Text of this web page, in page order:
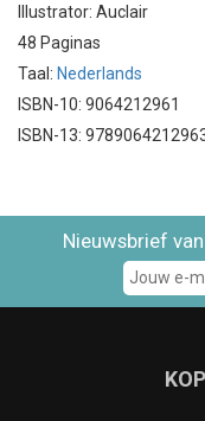
Illustrator: Auclair
48 Paginas
Taal: Nederlands
ISBN-10: 9064212961
ISBN-13:
Nieuwsbrief